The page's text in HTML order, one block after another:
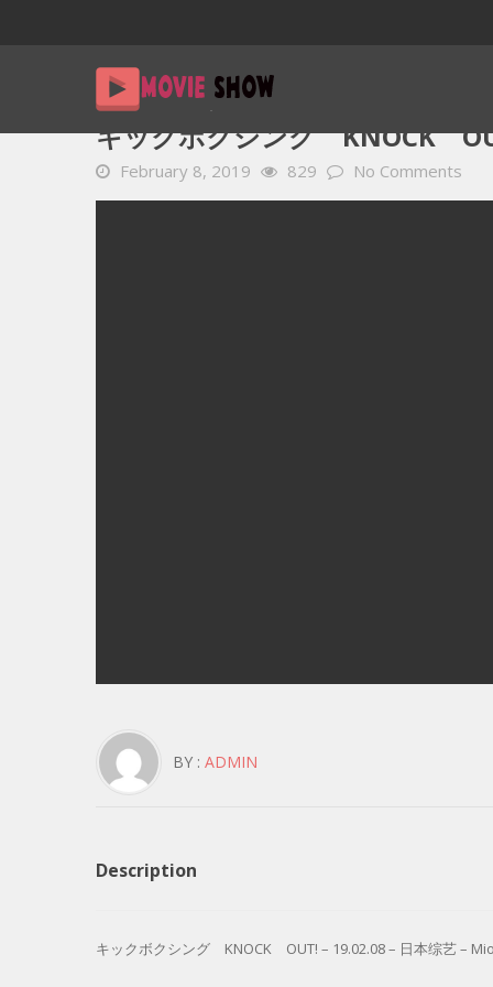
Home
キックボクシング KNOCK
February 8, 2019 829 No Comments
BY : ADMIN
Description
キックボクシング KNOCK OUT! – 19.02.08 – 日本综艺 –